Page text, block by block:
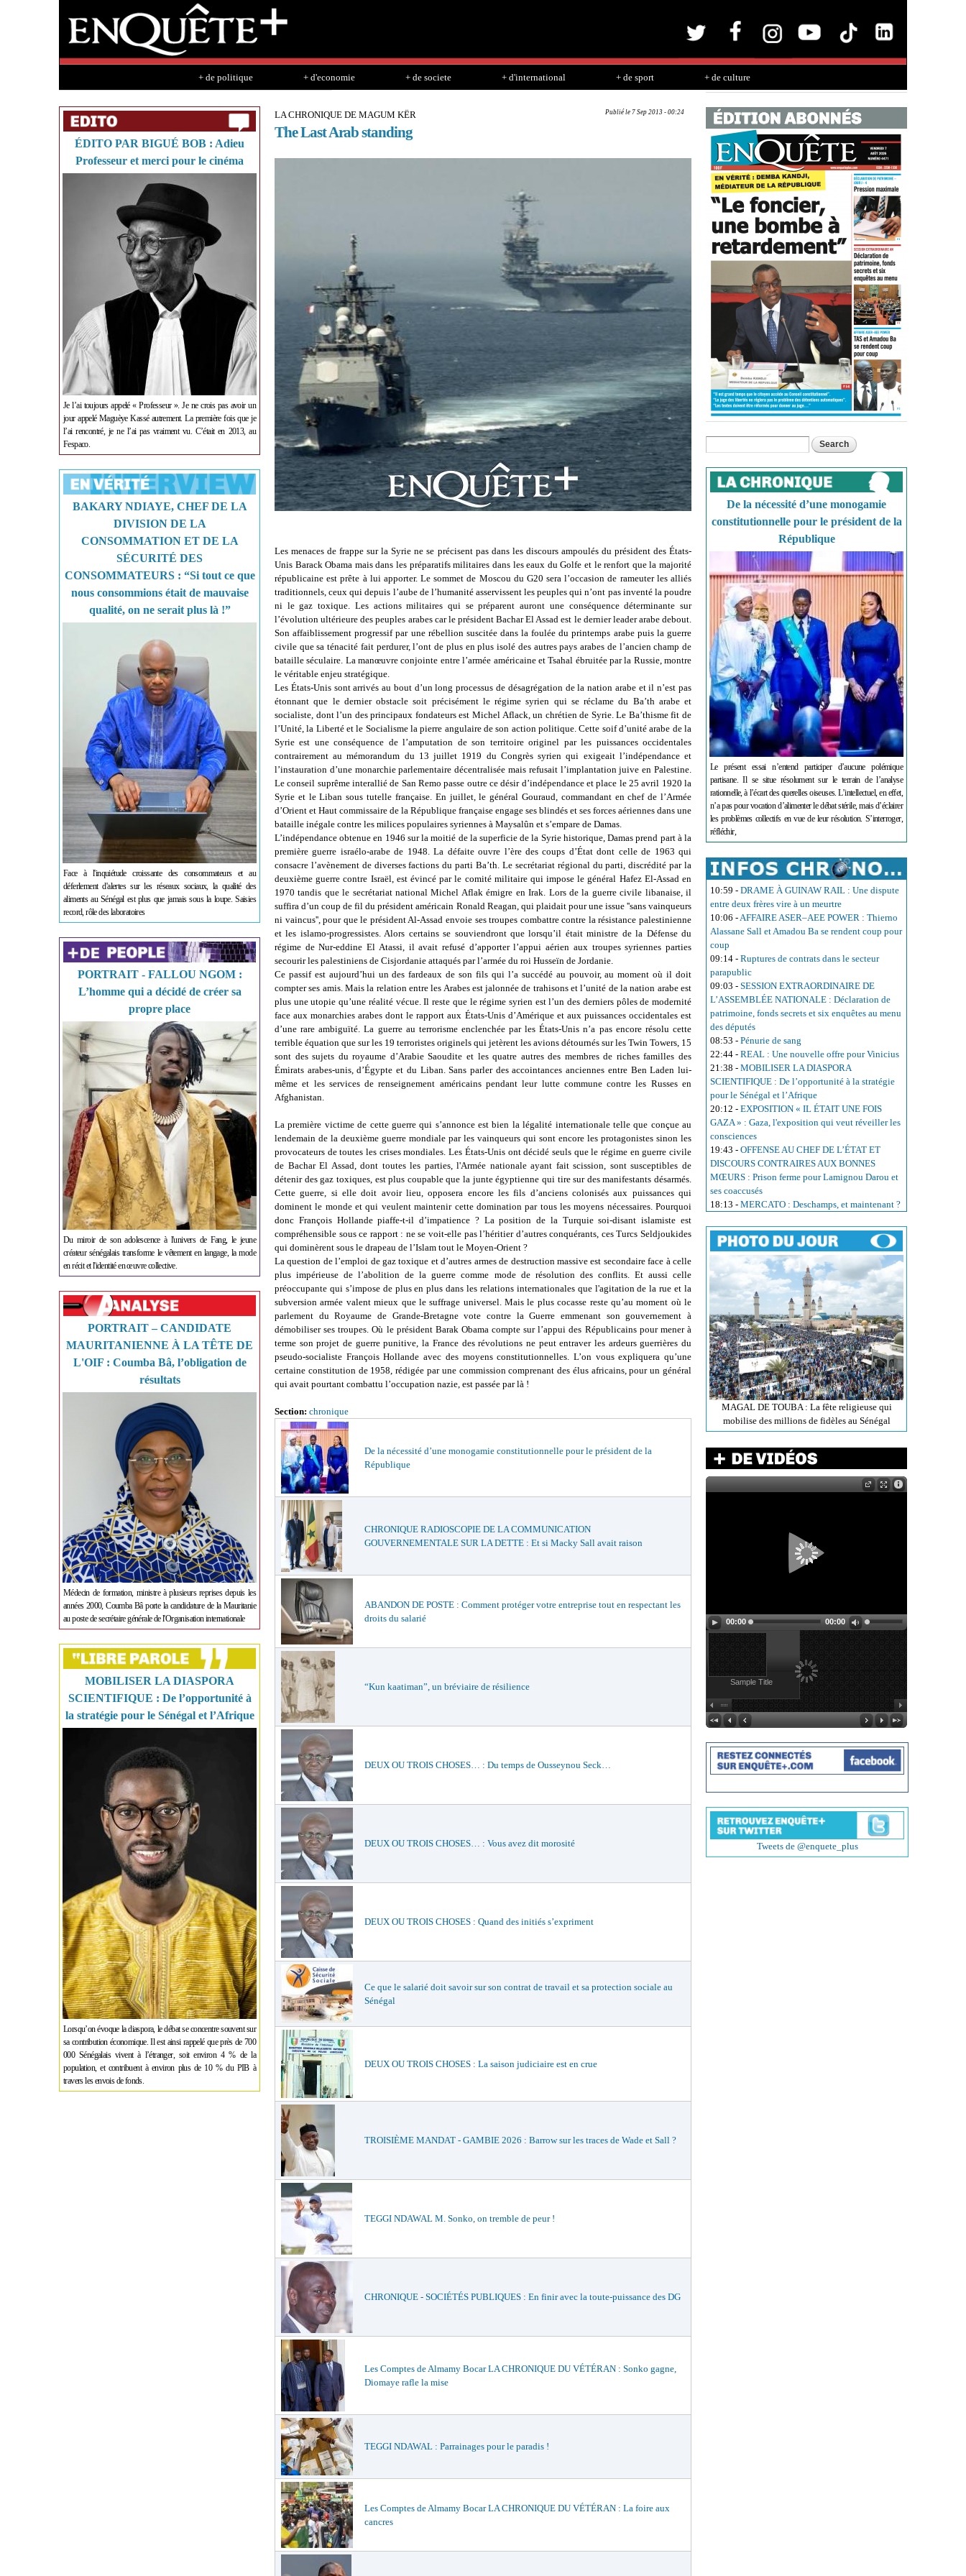
+ de politique + d'economie + de societe + d'international + de sport + de culture
ÉDITO PAR BIGUÉ BOB : Adieu
Professeur et merci pour le cinéma
Je l’ai toujours appelé « Professeur ». Je ne crois pas avoir un
jour appelé Maguèye Kassé autrement. La première fois que je
l’ai rencontré, je ne l’ai pas vraiment vu. C’était en 2013, au
Fespaco.
BAKARY NDIAYE, CHEF DE LA
DIVISION DE LA
CONSOMMATION ET DE LA
SÉCURITÉ DES
CONSOMMATEURS : “Si tout ce que
nous consommions était de mauvaise
qualité, on ne serait plus là !”
Face à l'inquiétude croissante des consommateurs et au
déferlement d'alertes sur les réseaux sociaux, la qualité des
aliments au Sénégal est plus que jamais sous la loupe. Saisies
record, rôle des laboratoires
PORTRAIT - FALLOU NGOM :
L’homme qui a décidé de créer sa
propre place
Du miroir de son adolescence à l'univers de Fang, le jeune
créateur sénégalais transforme le vêtement en langage, la mode
en récit et l'identité en œuvre collective.
PORTRAIT – CANDIDATE
MAURITANIENNE À LA TÊTE DE
L'OIF : Coumba Bâ, l’obligation de
résultats
Médecin de formation, ministre à plusieurs reprises depuis les
années 2000, Coumba Bâ porte la candidature de la Mauritanie
au poste de secrétaire générale de l'Organisation internationale
MOBILISER LA DIASPORA
SCIENTIFIQUE : De l’opportunité à
la stratégie pour le Sénégal et l’Afrique
Lorsqu’on évoque la diaspora, le débat se concentre souvent sur
sa contribution économique. Il est ainsi rappelé que près de 700
000 Sénégalais vivent à l’étranger, soit environ 4 % de la
population, et contribuent à environ plus de 10 % du PIB à
travers les envois de fonds.
Publié le 7 Sep 2013 - 00:24
LA CHRONIQUE DE MAGUM KËR
The Last Arab standing
Les menaces de frappe sur la Syrie ne se précisent pas dans les discours ampoulés du président des États-
Unis Barack Obama mais dans les préparatifs militaires dans les eaux du Golfe et le renfort que la majorité
républicaine est prête à lui apporter. Le sommet de Moscou du G20 sera l’occasion de rameuter les alliés
traditionnels, ceux qui depuis l’aube de l’humanité asservissent les peuples qui n’ont pas inventé la poudre
ni le gaz toxique. Les actions militaires qui se préparent auront une conséquence déterminante sur
l’évolution ultérieure des peuples arabes car le président Bachar El Assad est le dernier leader arabe debout.
Son affaiblissement progressif par une rébellion suscitée dans la foulée du printemps arabe puis la guerre
civile que sa ténacité fait perdurer, l’ont de plus en plus isolé des autres pays arabes de l’ancien champ de
bataille séculaire. La manœuvre conjointe entre l’armée américaine et Tsahal ébruitée par la Russie, montre
le véritable enjeu stratégique.
Les États-Unis sont arrivés au bout d’un long processus de désagrégation de la nation arabe et il n’est pas
étonnant que le dernier obstacle soit précisément le régime syrien qui se réclame du Ba’th arabe et
socialiste, dont l’un des principaux fondateurs est Michel Aflack, un chrétien de Syrie. Le Ba’thisme fit de
l’Unité, la Liberté et le Socialisme la pierre angulaire de son action politique. Cette soif d’unité arabe de la
Syrie est une conséquence de l’amputation de son territoire originel par les puissances occidentales
contrairement au mémorandum du 13 juillet 1919 du Congrès syrien qui exigeait l’indépendance et
l’instauration d’une monarchie parlementaire décentralisée mais refusait l’implantation juive en Palestine.
Le conseil suprême interallié de San Remo passe outre ce désir d’indépendance et place le 25 avril 1920 la
Syrie et le Liban sous tutelle française. En juillet, le général Gouraud, commandant en chef de l’Armée
d’Orient et Haut commissaire de la République française engage ses blindés et ses forces aériennes dans une
bataille inégale contre les milices populaires syriennes à Maysalûn et s’empare de Damas.
L’indépendance obtenue en 1946 sur la moitié de la superficie de la Syrie historique, Damas prend part à la
première guerre israélo-arabe de 1948. La défaite ouvre l’ère des coups d’État dont celle de 1963 qui
consacre l’avènement de diverses factions du parti Ba’th. Le secrétariat régional du parti, discrédité par la
deuxième guerre contre Israël, est évincé par le comité militaire qui impose le général Hafez El-Assad en
1970 tandis que le secrétariat national Michel Aflak émigre en Irak. Lors de la guerre civile libanaise, il
suffira d’un coup de fil du président américain Ronald Reagan, qui plaidait pour une issue ''sans vainqueurs
ni vaincus'', pour que le président Al-Assad envoie ses troupes combattre contre la résistance palestinienne
et les islamo-progressistes. Alors certains se souviendront que lorsqu’il était ministre de la Défense du
régime de Nur-eddine El Atassi, il avait refusé d’apporter l’appui aérien aux troupes syriennes parties
secourir les palestiniens de Cisjordanie attaqués par l’armée du roi Husseïn de Jordanie.
Ce passif est aujourd’hui un des fardeaux de son fils qui l’a succédé au pouvoir, au moment où il doit
compter ses amis. Mais la relation entre les Arabes est jalonnée de trahisons et l’unité de la nation arabe est
plus une utopie qu’une réalité vécue. Il reste que le régime syrien est l’un des derniers pôles de modernité
face aux monarchies arabes dont le rapport aux États-Unis d’Amérique et aux puissances occidentales est
d’une rare ambiguïté. La guerre au terrorisme enclenchée par les États-Unis n’a pas encore résolu cette
terrible équation que sur les 19 terroristes originels qui jetèrent les avions détournés sur les Twin Towers, 15
sont des sujets du royaume d’Arabie Saoudite et les quatre autres des membres de riches familles des
Émirats arabes-unis, d’Égypte et du Liban. Sans parler des accointances anciennes entre Ben Laden lui-
même et les services de renseignement américains pendant leur lutte commune contre les Russes en
Afghanistan.
La première victime de cette guerre qui s’annonce est bien la légalité internationale telle que conçue au
lendemain de la deuxième guerre mondiale par les vainqueurs qui sont encore les protagonistes sinon les
provocateurs de toutes les crises mondiales. Les États-Unis ont décidé seuls que le régime en guerre civile
de Bachar El Assad, dont toutes les parties, l'Armée nationale ayant fait scission, sont susceptibles de
détenir des gaz toxiques, est plus coupable que la junte égyptienne qui tire sur des manifestants désarmés.
Cette guerre, si elle doit avoir lieu, opposera encore les fils d’anciens colonisés aux puissances qui
dominent le monde et qui veulent maintenir cette domination par tous les moyens nécessaires. Pourquoi
donc François Hollande piaffe-t-il d’impatience ? La position de la Turquie soi-disant islamiste est
compréhensible sous ce rapport : ne se voit-elle pas l’héritier d’autres conquérants, ces Turcs Seldjoukides
qui dominèrent sous le drapeau de l’Islam tout le Moyen-Orient ?
La question de l’emploi de gaz toxique et d’autres armes de destruction massive est secondaire face à celle
plus impérieuse de l’abolition de la guerre comme mode de résolution des conflits. Et aussi celle
préoccupante qui s’impose de plus en plus dans les relations internationales que l'agitation de la rue et la
subversion armée valent mieux que le suffrage universel. Mais le plus cocasse reste qu’au moment où le
parlement du Royaume de Grande-Bretagne vote contre la Guerre emmenant son gouvernement à
démobiliser ses troupes. Où le président Barak Obama compte sur l’appui des Républicains pour mener à
terme son projet de guerre punitive, la France des révolutions ne peut entraver les ardeurs guerrières du
pseudo-socialiste François Hollande avec des moyens constitutionnelles. L’on vous expliquera qu’une
certaine constitution de 1958, rédigée par une commission comprenant des élus africains, pour un général
qui avait pourtant combattu l’occupation nazie, est passée par là !
Section: chronique
De la nécessité d’une monogamie constitutionnelle pour le président de la
République
CHRONIQUE RADIOSCOPIE DE LA COMMUNICATION
GOUVERNEMENTALE SUR LA DETTE : Et si Macky Sall avait raison
ABANDON DE POSTE : Comment protéger votre entreprise tout en respectant les
droits du salarié
“Kun kaatiman”, un bréviaire de résilience
DEUX OU TROIS CHOSES… : Du temps de Ousseynou Seck…
DEUX OU TROIS CHOSES… : Vous avez dit morosité
DEUX OU TROIS CHOSES : Quand des initiés s’expriment
Ce que le salarié doit savoir sur son contrat de travail et sa protection sociale au
Sénégal
DEUX OU TROIS CHOSES : La saison judiciaire est en crue
TROISIÈME MANDAT - GAMBIE 2026 : Barrow sur les traces de Wade et Sall ?
TEGGI NDAWAL M. Sonko, on tremble de peur !
CHRONIQUE - SOCIÉTÉS PUBLIQUES : En finir avec la toute-puissance des DG
Les Comptes de Almamy Bocar LA CHRONIQUE DU VÉTÉRAN : Sonko gagne,
Diomaye rafle la mise
TEGGI NDAWAL : Parrainages pour le paradis !
Les Comptes de Almamy Bocar LA CHRONIQUE DU VÉTÉRAN : La foire aux
cancres
Search form
De la nécessité d’une monogamie
constitutionnelle pour le président de la
République
Le présent essai n’entend participer d’aucune polémique
partisane. Il se situe résolument sur le terrain de l’analyse
rationnelle, à l’écart des querelles oiseuses. L’intellectuel, en effet,
n’a pas pour vocation d’alimenter le débat stérile, mais d’éclairer
les problèmes collectifs en vue de leur résolution. S’interroger,
réfléchir,
10:59 - DRAME À GUINAW RAIL : Une dispute
entre deux frères vire à un meurtre
10:06 -AFFAIRE ASER–AEE POWER : Thierno
Alassane Sall et Amadou Ba se rendent coup pour
coup
09:14 - Ruptures de contrats dans le secteur
parapublic
09:03 - SESSION EXTRAORDINAIRE DE
L’ASSEMBLÉE NATIONALE : Déclaration de
patrimoine, fonds secrets et six enquêtes au menu
des députés
08:53 - Pénurie de sang
22:44 - REAL : Une nouvelle offre pour Vinicius
21:38 - MOBILISER LA DIASPORA
SCIENTIFIQUE : De l’opportunité à la stratégie
pour le Sénégal et l’Afrique
20:12 - EXPOSITION « IL ÉTAIT UNE FOIS
GAZA » : Gaza, l'exposition qui veut réveiller les
consciences
19:43 - OFFENSE AU CHEF DE L’ÉTAT ET
DISCOURS CONTRAIRES AUX BONNES
MŒURS : Prison ferme pour Lamignou Darou et
ses coaccusés
18:13 - MERCATO : Deschamps, et maintenant ?
MAGAL DE TOUBA : La fête religieuse qui
mobilise des millions de fidèles au Sénégal
00:00 00:00
Sample Title
Tweets de @enquete_plus